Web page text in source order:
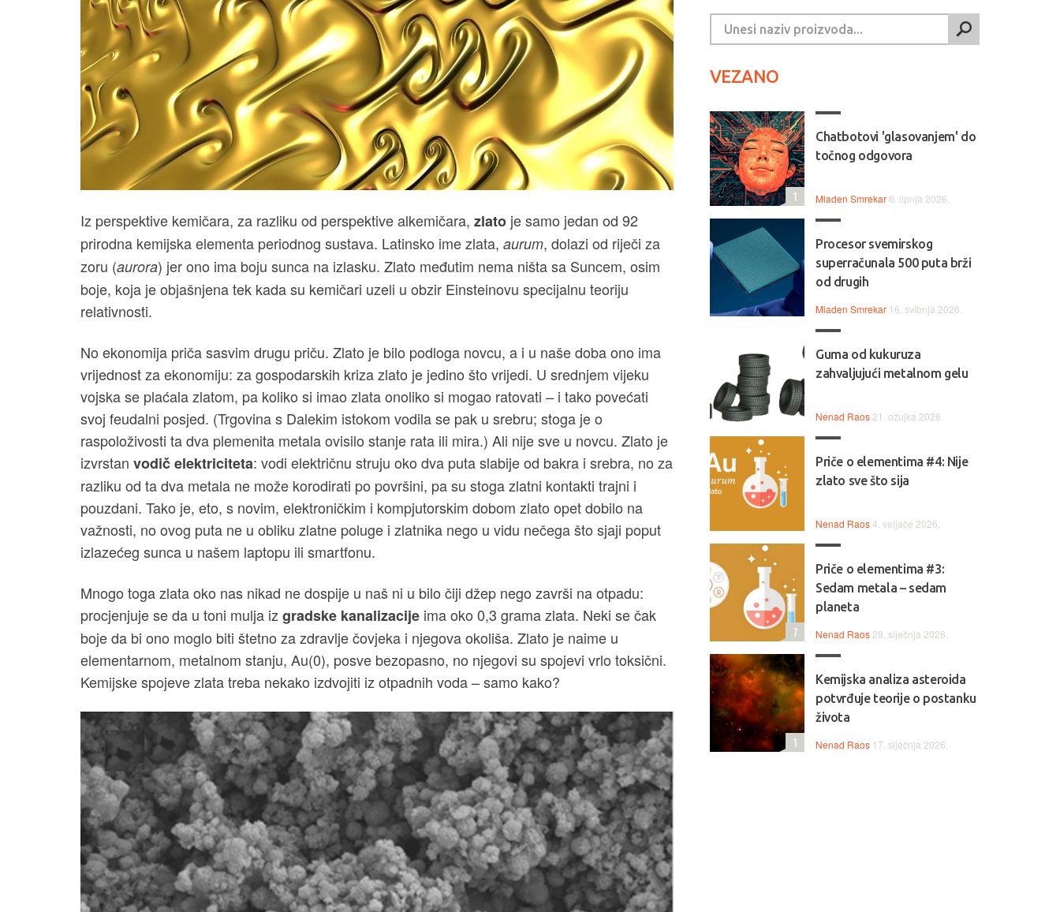
Iz perspektive kemičara, za razliku od perspektive alkemičara, zlato je samo jedan od 92
prirodna kemijska elementa periodnog sustava. Latinsko ime zlata, aurum, dolazi od riječi za
zoru (aurora) jer ono ima boju sunca na izlasku. Zlato međutim nema ništa sa Suncem, osim
boje, koja je objašnjena tek kada su kemičari uzeli u obzir Einsteinovu specijalnu teoriju
relativnosti.
No ekonomija priča sasvim drugu priču. Zlato je bilo podloga novcu, a i u naše doba ono ima
vrijednost za ekonomiju: za gospodarskih kriza zlato je jedino što vrijedi. U srednjem vijeku
vojska se plaćala zlatom, pa koliko si imao zlata onoliko si mogao ratovati – i tako povećati
svoj feudalni posjed. (Trgovina s Dalekim istokom vodila se pak u srebru; stoga je o
raspoloživosti ta dva plemenita metala ovisilo stanje rata ili mira.) Ali nije sve u novcu. Zlato je
izvrstan vodič elektriciteta: vodi električnu struju oko dva puta slabije od bakra i srebra, no za
razliku od ta dva metala ne može korodirati po površini, pa su stoga zlatni kontakti trajni i
pouzdani. Tako je, eto, s novim, elektroničkim i kompjutorskim dobom zlato opet dobilo na
važnosti, no ovog puta ne u obliku zlatne poluge i zlatnika nego u vidu nečega što sjaji poput
izlazećeg sunca u našem laptopu ili smartfonu.
Mnogo toga zlata oko nas nikad ne dospije u naš ni u bilo čiji džep nego završi na otpadu:
procjenjuje se da u toni mulja iz gradske kanalizacije ima oko 0,3 grama zlata. Neki se čak
boje da bi ono moglo biti štetno za zdravlje čovjeka i njegova okoliša. Zlato je naime u
elementarnom, metalnom stanju, Au(0), posve bezopasno, no njegovi su spojevi vrlo toksični.
Kemijske spojeve zlata treba nekako izdvojiti iz otpadnih voda – samo kako?
VEZANO
Chatbotovi 'glasovanjem' do
točnog odgovora
Mladen Smrekar 6. lipnja 2026.
1
Procesor svemirskog
superračunala 500 puta brži
od drugih
Mladen Smrekar 16. svibnja 2026.
Guma od kukuruza
zahvaljujući metalnom gelu
Nenad Raos 21. ožujka 2026.
Priče o elementima #4: Nije
zlato sve što sija
Nenad Raos4. veljače 2026.
Priče o elementima #3:
Sedam metala – sedam
planeta
Nenad Raos 28. siječnja 2026.
7
Kemijska analiza asteroida
potvrđuje teorije o postanku
života
Nenad Raos 17. siječnja 2026.
1